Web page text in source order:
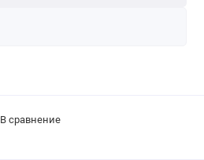
В сравнение